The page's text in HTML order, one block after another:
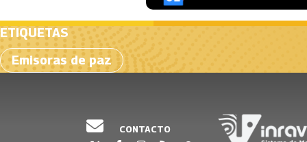
ETIQUETAS
Emisoras de paz
CONTACTO